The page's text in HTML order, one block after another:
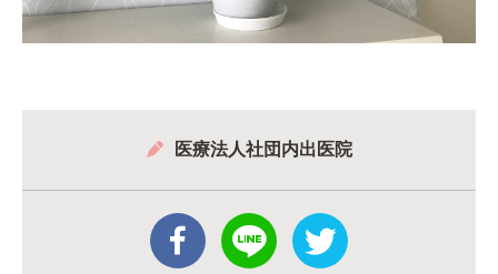
医療法人社団内出医院